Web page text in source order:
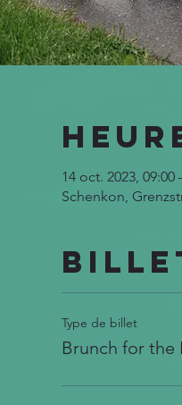
14 oct. 2023, 09:00
Schenkon,
Type de billet
Brunch for the